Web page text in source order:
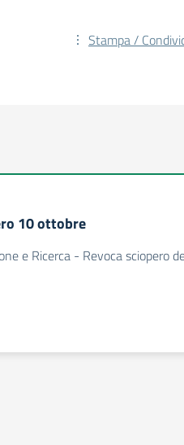
Stampa /
10 ottobre
e Ricerca - Revoca sciopero